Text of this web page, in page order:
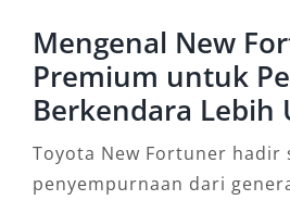
Mengenal New
Premium untuk
Berkendara Lebih
Toyota New Fortuner hadir
penyempurnaan dari